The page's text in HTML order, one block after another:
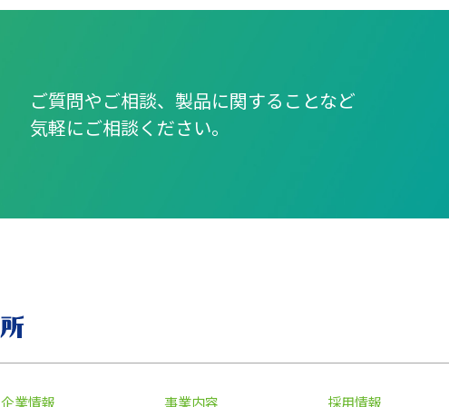
ご質問やご相談、製品に関することなど
気軽にご相談ください。
企業情報 事業内容 採用情報